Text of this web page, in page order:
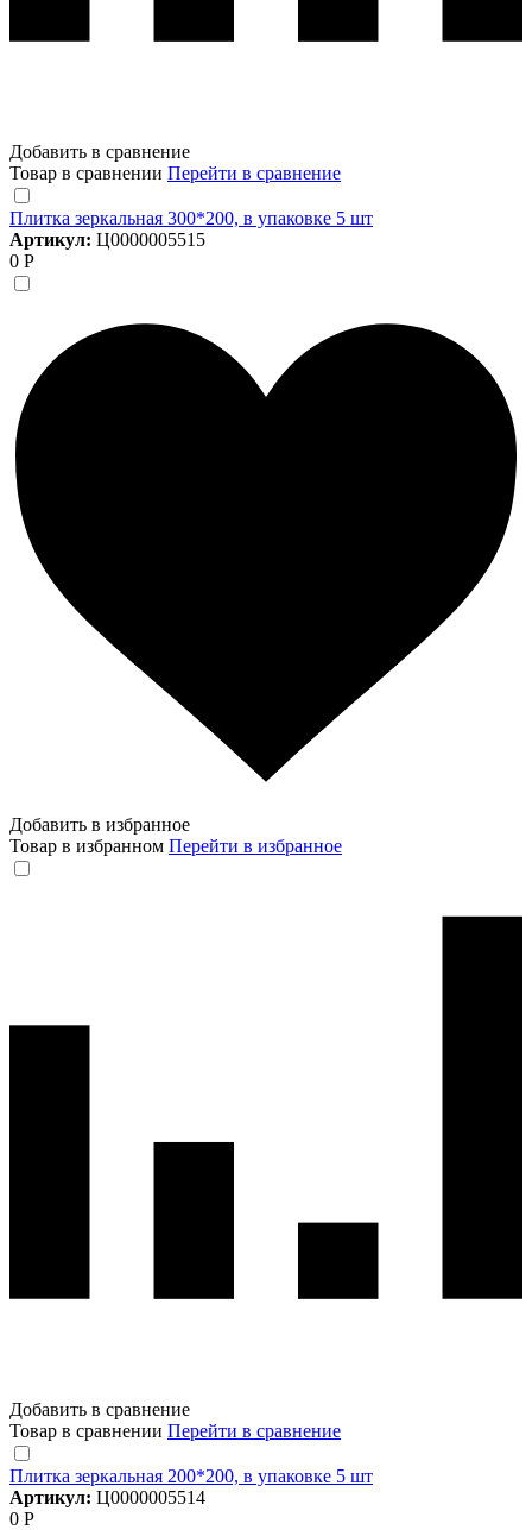
Добавить в сравнение
Товар в сравнении Перейти в сравнение
Плитка зеркальная 300*200, в упаковке 5 шт
Артикул: Ц0000005515
0 Р
Добавить в избранное
Товар в избранном Перейти в избранное
Добавить в сравнение
Товар в сравнении Перейти в сравнение
Плитка зеркальная 200*200, в упаковке 5 шт
Артикул: Ц0000005514
0 Р